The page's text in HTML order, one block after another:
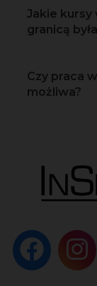
Jakie kursy
granicą
Czy praca
możliwa?